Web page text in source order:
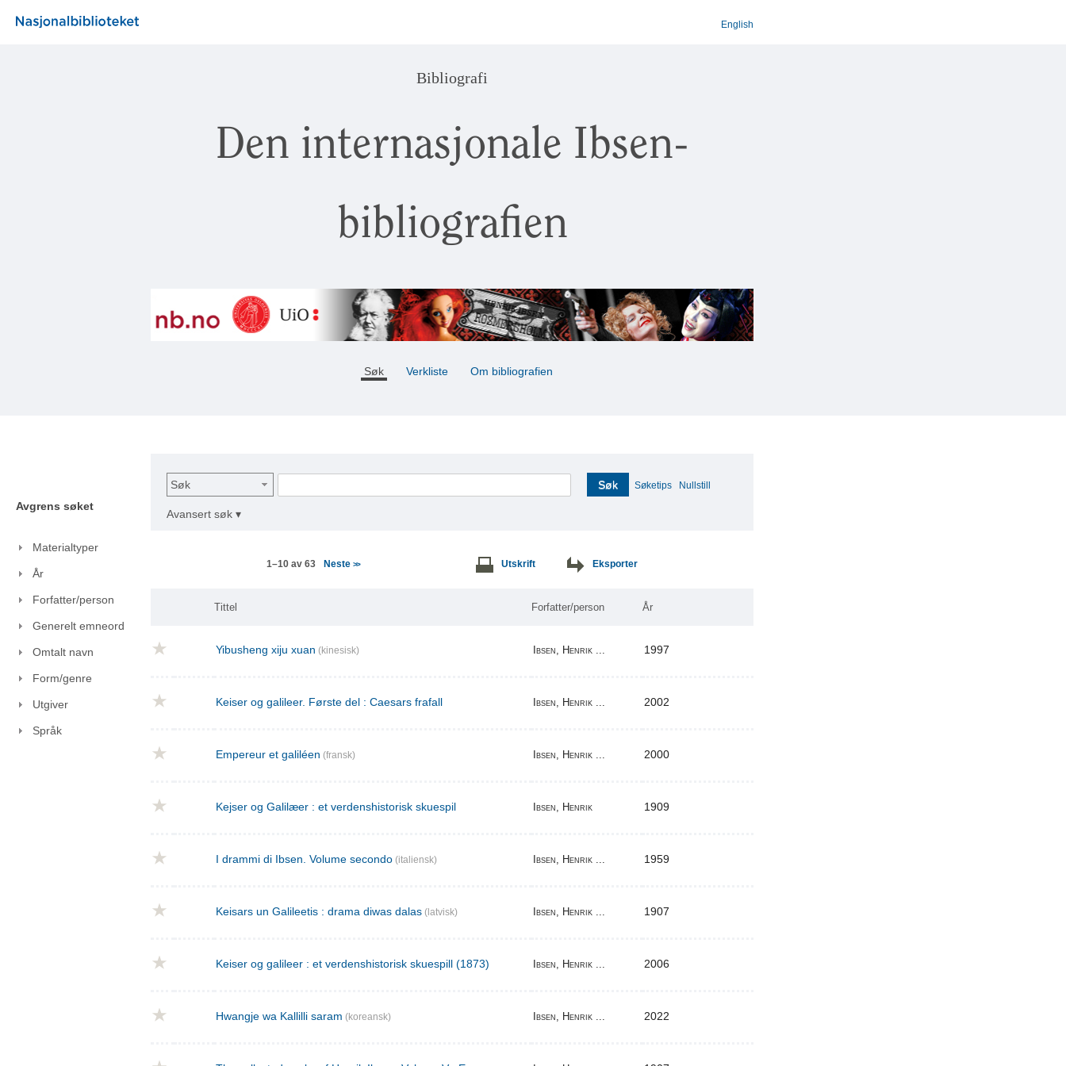
English
Bibliografi
Den internasjonale Ibsen-
bibliografien
Søk Verkliste Om bibliografien
Avgrens søket
Materialtyper
År
Forfatter/person
Generelt emneord
Omtalt navn
Form/genre
Utgiver
Språk
Søk Søk Søketips Nullstill
Avansert søk ▾
1–10 av 63 Neste>> Utskrift Eksporter
Tittel Forfatter/person År
Yibusheng xiju xuan (kinesisk) Ibsen, Henrik ... 1997
Keiser og galileer. Første del : Caesars frafall Ibsen, Henrik ... 2002
Empereur et galiléen (fransk) Ibsen, Henrik ... 2000
Kejser og Galilæer : et verdenshistorisk skuespil Ibsen, Henrik 1909
I drammi di Ibsen. Volume secondo (italiensk) Ibsen, Henrik ... 1959
Keisars un Galileetis : drama diwas dalas (latvisk) Ibsen, Henrik ... 1907
Keiser og galileer : et verdenshistorisk skuespill (1873) Ibsen, Henrik ... 2006
Hwangje wa Kallilli saram (koreansk) Ibsen, Henrik ... 2022